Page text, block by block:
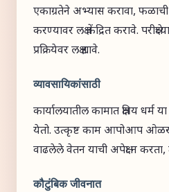
एकाग्रतेने अभ्यास करावा, फळाची
करण्यावर लक्ष केंद्रित करावे.
प्रक्रियेवर लक्ष द्यावे.
व्यावसायिकांसाठी
कार्यालयातील कामात क्षत्रिय धर्म
येतो. उत्कृष्ट काम आपोआप
वाढलेले वेतन याची अपेक्षा न
कौटुंबिक जीवनात